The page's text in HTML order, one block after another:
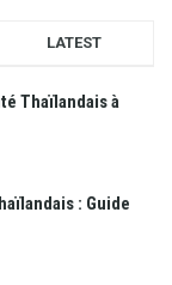
LATEST
Thaïlandais à
: Guide